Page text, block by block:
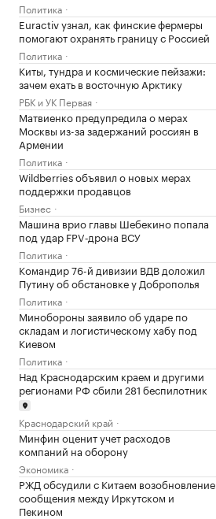
Политика
Euractiv узнал, как финские фермеры
помогают охранять границу с Россией
Политика
Киты, тундра и космические пейзажи:
зачем ехать в восточную Арктику
РБК и УК Первая
Матвиенко предупредила о мерах
Москвы из-за задержаний россиян в
Армении
Политика
Wildberries объявил о новых мерах
поддержки продавцов
Бизнес
Машина врио главы Шебекино попала
под удар FPV‑дрона ВСУ
Политика
Командир 76-й дивизии ВДВ доложил
Путину об обстановке у Доброполья
Политика
Минобороны заявило об ударе по
складам и логистическому хабу под
Киевом
Политика
Над Краснодарским краем и другими
регионами РФ сбили 281 беспилотник
Краснодарский край
Минфин оценит учет расходов
компаний на оборону
Экономика
РЖД обсудили с Китаем возобновление
сообщения между Иркутском и
Пекином